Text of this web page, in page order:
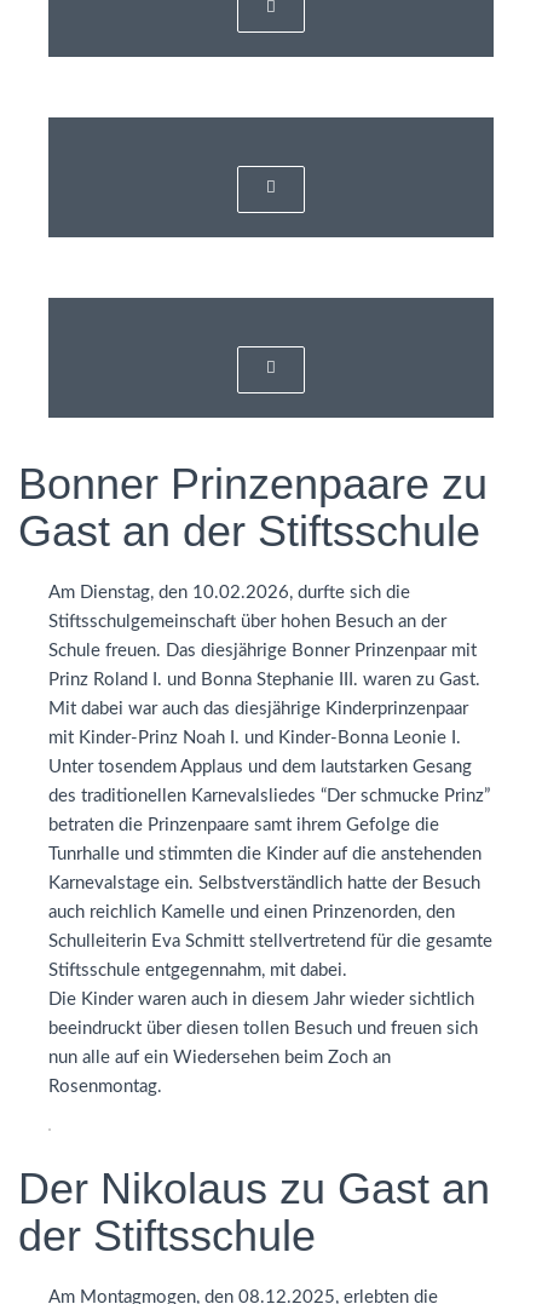
Bonner Prinzenpaare zu
Gast an der Stiftsschule
Am Dienstag, den 10.02.2026, durfte sich die
Stiftsschulgemeinschaft über hohen Besuch an der
Schule freuen. Das diesjährige Bonner Prinzenpaar mit
Prinz Roland I. und Bonna Stephanie
. waren zu Gast.
Mit dabei war auch das diesjährige Kinderprinzenpaar
mit Kinder-Prinz Noah I. und Kinder-Bonna Leonie I.
Unter tosendem Applaus und dem lautstarken Gesang
des traditionellen Karnevalsliedes “Der schmucke Prinz”
betraten die Prinzenpaare samt ihrem Gefolge die
Tunrhalle und stimmten die Kinder auf die anstehenden
Karnevalstage ein. Selbstverständlich hatte der Besuch
auch reichlich Kamelle und einen Prinzenorden, den
Schulleiterin Eva Schmitt stellvertretend für die gesamte
Stiftsschule entgegennahm, mit dabei.
Die Kinder waren auch in diesem Jahr wieder sichtlich
beeindruckt über diesen tollen Besuch und freuen sich
nun alle auf ein Wiedersehen beim Zoch an
Rosenmontag.
Der Nikolaus zu Gast an
der Stiftsschule
Am Montagmogen, den 08.12.2025, erlebten die